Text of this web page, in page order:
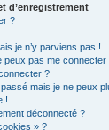
d’enregistrement
?
je n’y parviens pas !
peux pas me connecter
?
mais je ne peux
!
déconnecté ?
» ?